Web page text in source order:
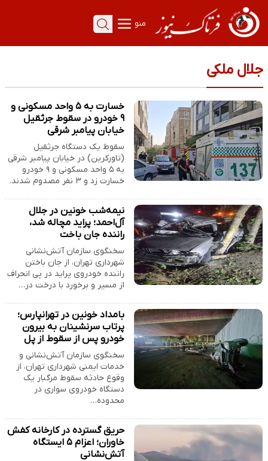
منو
جلال ملکی
خسارت به ۵ واحد مسکونی و
۹ خودرو در سقوط جرثقیل
خیابان پیامبر شرقی
سقوط یک دستگاه جرثقیل
(تاورکرین) در خیابان پیامبر شرقی
به ۵ واحد مسکونی و ۹ خودرو
خسارت زد و ۳ نفر مصدوم شدند.
نیمه‌شب خونین در جلال
آل‌احمد؛ پراید مچاله شد،
راننده جان باخت
سخنگوی سازمان آتش‌نشانی
شهرداری تهران، از جان باختن
راننده خودروی پراید در پی انحراف
از مسیر و برخورد با درخت در…
بامداد خونین در تهرانپارس؛
پرتاب سرنشینان به بیرون
خودرو پس از سقوط از پل
سخنگوی سازمان آتش‌نشانی و
خدمات ایمنی شهرداری تهران، از
وقوع حادثه سقوط مرگبار یک
دستگاه خودروی سواری در
محدوده…
حریق گسترده در کارخانه کفش
خاوران؛ اعزام ۵ ایستگاه
آتش‌نشانی